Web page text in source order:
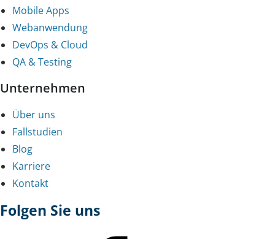
Mobile Apps
Webanwendung
DevOps & Cloud
QA & Testing
Unternehmen
Über uns
Fallstudien
Blog
Karriere
Kontakt
Folgen Sie uns